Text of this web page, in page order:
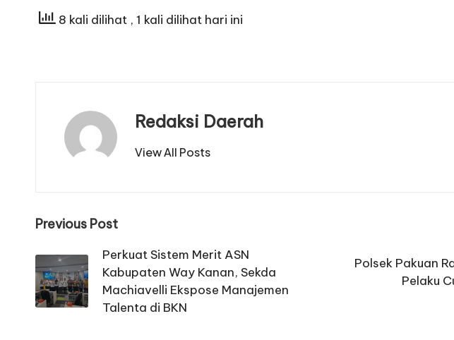
8 kali dilihat , 1 kali dilihat hari ini
Redaksi Daerah
View All Posts
Post
navigation
Previous Post
Perkuat Sistem Merit ASN
Kabupaten Way Kanan, Sekda
Machiavelli Ekspose Manajemen
Talenta di BKN
Polsek Pakuan
Pelaku